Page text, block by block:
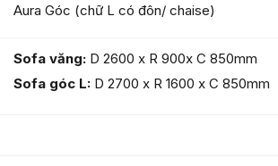
Aura Góc (chữ L có đôn/ chaise)
Sofa văng: D 2600 x R 900x C 850mm
Sofa góc L: D 2700 x R 1600 x C 850mm